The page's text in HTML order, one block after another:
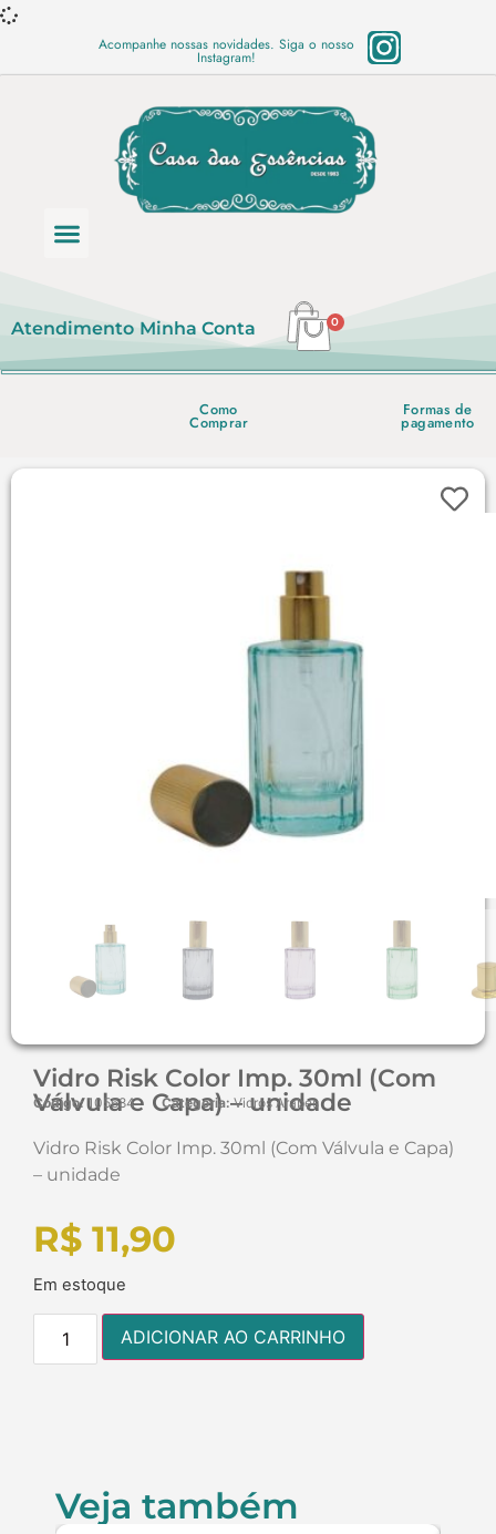
Acompanhe nossas novidades. Siga o nosso
Instagram!
Atendimento Minha Conta 0
Como
Comprar
Formas de
pagamento
Vidro Risk Color Imp. 30ml (Com
Válvula e Capa) – unidade
Código:105684 Categoria: Vidros Arabes
Vidro Risk Color Imp. 30ml (Com Válvula e Capa)
– unidade
R$ 11,90
Em estoque
ADICIONAR AO CARRINHO
Veja também